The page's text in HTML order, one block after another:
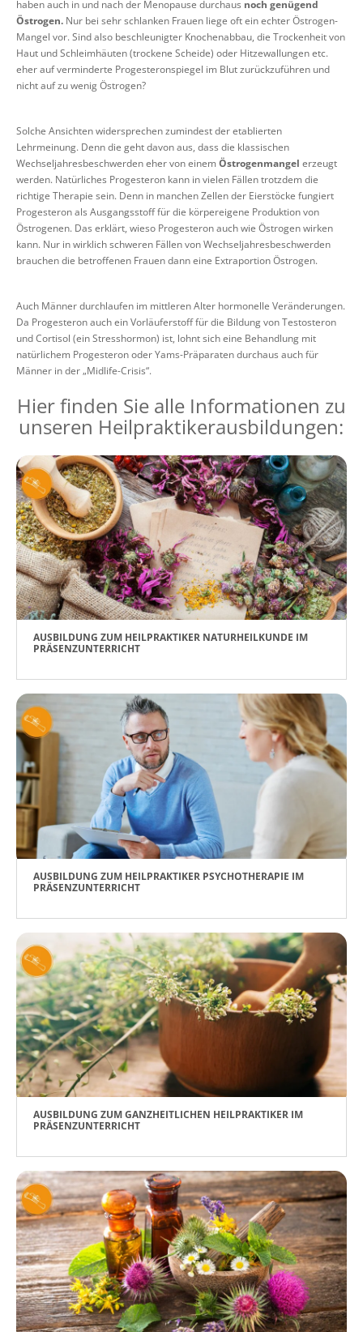
haben auch in und nach der Menopause durchaus noch genügend
Östrogen. Nur bei sehr schlanken Frauen liege oft ein echter Östrogen-
Mangel vor. Sind also beschleunigter Knochenabbau, die Trockenheit von
Haut und Schleimhäuten (trockene Scheide) oder Hitzewallungen etc.
eher auf verminderte Progesteronspiegel im Blut zurückzuführen und
nicht auf zu wenig Östrogen?
Solche Ansichten widersprechen zumindest der etablierten
Lehrmeinung. Denn die geht davon aus, dass die klassischen
Wechseljahresbeschwerden eher von einemÖstrogenmangel erzeugt
werden. Natürliches Progesteron kann in vielen Fällen trotzdem die
richtige Therapie sein. Denn in manchen Zellen der Eierstöcke fungiert
Progesteron als Ausgangsstoff für die körpereigene Produktion von
Östrogenen. Das erklärt, wieso Progesteron auch wie Östrogen wirken
kann. Nur in wirklich schweren Fällen von Wechseljahresbeschwerden
brauchen die betroffenen Frauen dann eine Extraportion Östrogen.
Auch Männer durchlaufen im mittleren Alter hormonelle Veränderungen.
Da Progesteron auch ein Vorläuferstoff für die Bildung von Testosteron
und Cortisol (ein Stresshormon) ist, lohnt sich eine Behandlung mit
natürlichem Progesteron oder Yams-Präparaten durchaus auch für
Männer in der „Midlife-Crisis“.
Hier finden Sie alle Informationen zu
unseren Heilpraktikerausbildungen:
AUSBILDUNG ZUM HEILPRAKTIKER NATURHEILKUNDE IM
PRÄSENZUNTERRICHT
AUSBILDUNG ZUM HEILPRAKTIKER PSYCHOTHERAPIE IM
PRÄSENZUNTERRICHT
AUSBILDUNG ZUM GANZHEITLICHEN HEILPRAKTIKER IM
PRÄSENZUNTERRICHT